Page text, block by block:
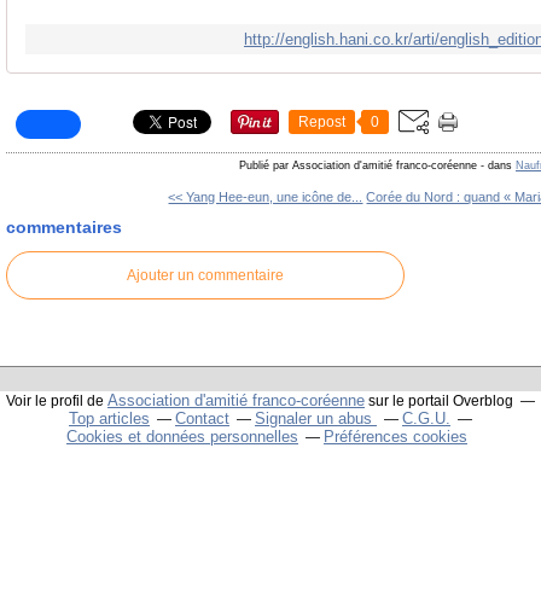
http://english.hani.co.kr/arti/
Repost 0
Publié par Association d'amitié franco-coréenne - dans
<< Yang Hee-eun, une icône de... Corée du Nord : quand «
commentaires
Ajouter un commentaire
Voir le profil de Association d'amitié franco-coréenne sur le portail Overblog
Top articles Contact Signaler un abus
C.G.U.
Cookies et données personnelles
Préférences cookies